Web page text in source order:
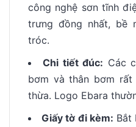
công nghệ sơn tĩnh
trưng đồng nhất, bề
tróc.
Chi tiết đúc: Các
bơm và thân bơm
thừa. Logo Ebara
Giấy tờ đi kèm: Bắt